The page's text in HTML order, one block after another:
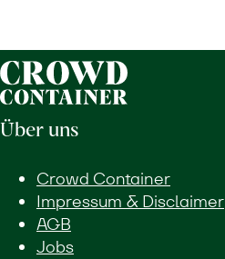
Über uns
Crowd Container
Impressum & Disclaimer
AGB
Jobs